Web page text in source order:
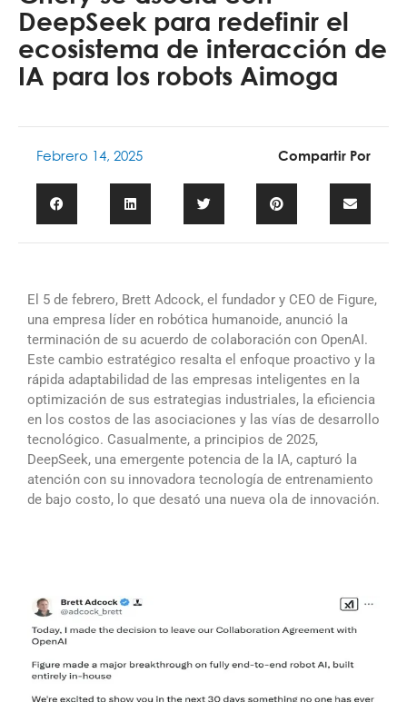
DeepSeek para redefinir el
ecosistema de interacción de
IA para los robots Aimoga
Febrero 14, 2025 Compartir Por
El 5 de febrero, Brett Adcock, el fundador y CEO de Figure,
una empresa líder en robótica humanoide, anunció la
terminación de su acuerdo de colaboración con OpenAI.
Este cambio estratégico resalta el enfoque proactivo y la
rápida adaptabilidad de las empresas inteligentes en la
optimización de sus estrategias industriales, la eficiencia
en los costos de las asociaciones y las vías de desarrollo
tecnológico. Casualmente, a principios de 2025,
DeepSeek, una emergente potencia de la IA, capturó la
atención con su innovadora tecnología de entrenamiento
de bajo costo, lo que desató una nueva ola de innovación.